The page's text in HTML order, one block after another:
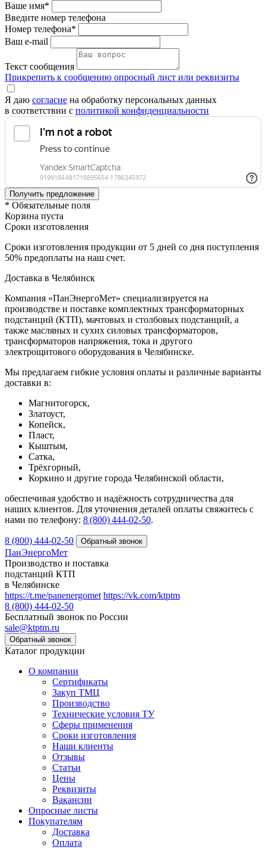
Ваше имя*
Введите номер телефона
Номер телефона*
Ваш e-mail
Текст сообщения
Прикрепить к сообщению опросный лист или реквизиты
Я даю согласие на обработку персональных данных
в соответствии с политикой конфиденциальности
* Обязательные поля
Корзина пуста
Сроки изготовления
Сроки изготовления продукции от 5 дней со дня поступления
50% предоплаты на наш счет.
Доставка в Челябинск
Компания «ПанЭнергоМет» специализируется на
производстве и поставке комплектных трансформаторных
подстанций (КТП), мачтовых и столбовых подстанций, а
также масляных и сухих силовых трансформаторов,
трансформаторов напряжения, тока и другого
электрощитового оборудования в Челябинске.
Мы предлагаем гибкие условия оплаты и различные варианты
доставки в:
Магнитогорск,
Златоуст,
Копейск,
Пласт,
Кыштым,
Сатка,
Трёхгорный,
Коркино и другие города Челябинской области,
обеспечивая удобство и надёжность сотрудничества для
наших клиентов. Для уточнения деталей оплаты свяжитесь с
нами по телефону: 8 (800) 444‑02‑50.
8 (800) 444-02-50
ПанЭнергоМет
Производство и поставка
подстанций КТП
в Челябинске
https://t.me/panenergomet https://vk.com/ktptm
8 (800) 444-02-50
Бесплатный звонок по России
sale@ktptm.ru
Каталог продукции
О компании
Сертификаты
Закуп ТМЦ
Производство
Технические условия ТУ
Сферы применения
Сроки изготовления
Наши клиенты
Отзывы
Статьи
Цены
Реквизиты
Вакансии
Опросные листы
Покупателям
Доставка
Оплата